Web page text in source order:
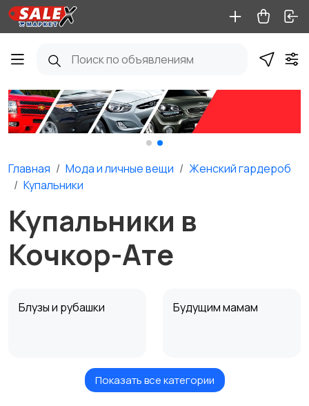
Главная Мода и личные вещи
Женский гардероб
Купальники
Купальники в
Кочкор-Ате
Блузы и рубашки Будущим мамам
Верхняя одежда Головные уборы
Показать все категории